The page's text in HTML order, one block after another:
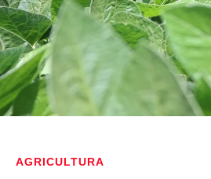
AGRICULTURA